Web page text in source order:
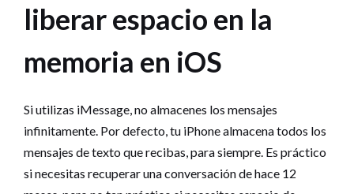
liberar espacio en la
memoria en iOS
Si utilizas iMessage, no almacenes los mensajes
infinitamente. Por defecto, tu iPhone almacena todos los
mensajes de texto que recibas, para siempre. Es práctico
si necesitas recuperar una conversación de hace 12